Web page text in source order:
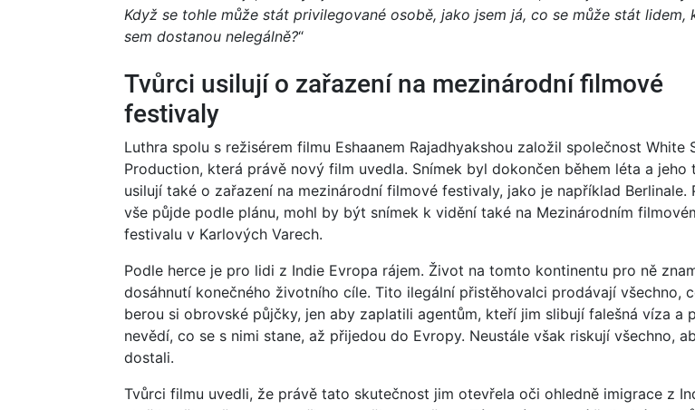
Když se tohle může stát privilegované osobě, jako jsem já, co se může stát lidem,
sem dostanou nelegálně?“
Tvůrci usilují o zařazení na mezinárodní filmové
festivaly
Luthra spolu s režisérem filmu Eshaanem Rajadhyakshou založil společnost White
Production, která právě nový film uvedla. Snímek byl dokončen během léta a jeho
usilují také o zařazení na mezinárodní filmové festivaly, jako je například Berlinale.
vše půjde podle plánu, mohl by být snímek k vidění také na Mezinárodním
festivalu v Karlových Varech.
Podle herce je pro lidi z Indie Evropa rájem. Život na tomto kontinentu pro ně
dosáhnutí konečného životního cíle. Tito ilegální přistěhovalci prodávají všechno,
berou si obrovské půjčky, jen aby zaplatili agentům, kteří jim slibují falešná víza a
nevědí, co se s nimi stane, až přijedou do Evropy. Neustále však riskují všechno,
dostali.
Tvůrci filmu uvedli, že právě tato skutečnost jim otevřela oči ohledně imigrace z